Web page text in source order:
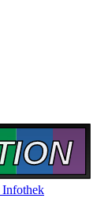
Infothek